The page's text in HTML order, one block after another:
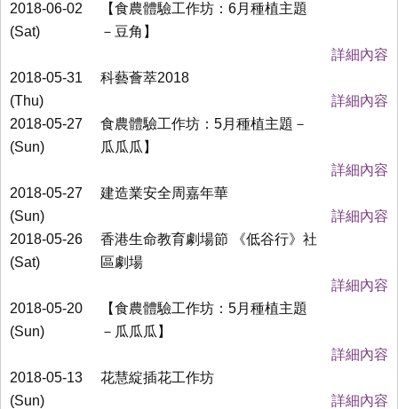
2018-06-02
(Sat)
【食農體驗工作坊：6月種植主題
－豆角】
詳細內容
2018-05-31
(Thu)
科藝薈萃2018
詳細內容
2018-05-27
(Sun)
食農體驗工作坊：5月種植主題－
瓜瓜瓜】
詳細內容
2018-05-27
(Sun)
建造業安全周嘉年華
詳細內容
2018-05-26
(Sat)
香港生命教育劇場節 《低谷行》社
區劇場
詳細內容
2018-05-20
(Sun)
【食農體驗工作坊：5月種植主題
－瓜瓜瓜】
詳細內容
2018-05-13
(Sun)
花慧綻插花工作坊
詳細內容